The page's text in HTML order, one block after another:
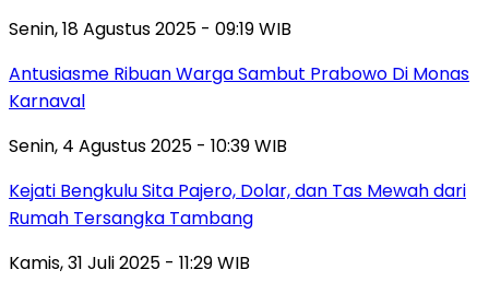
Senin, 18 Agustus 2025 - 09:19 WIB
Antusiasme Ribuan Warga Sambut Prabowo Di Monas
Karnaval
Senin, 4 Agustus 2025 - 10:39 WIB
Kejati Bengkulu Sita Pajero, Dolar, dan Tas Mewah dari
Rumah Tersangka Tambang
Kamis, 31 Juli 2025 - 11:29 WIB